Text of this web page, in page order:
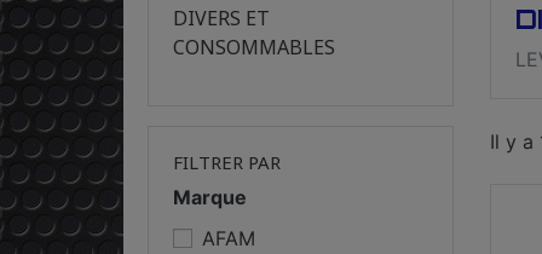
DIVERS ET
CONSOMMABLES
FILTRER PAR
Marque
AFAM
Il y a